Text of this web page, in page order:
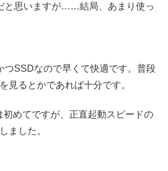
と思いますが……結局、あまり使っ
つSSDなので早くて快適です。普段
見るとかであれば十分です。
めてですが、正直起動スピードの
ました。